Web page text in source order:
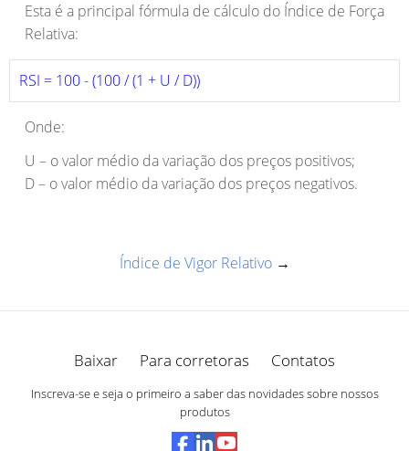
Esta é a principal fórmula de cálculo do Índice de Força
Relativa:
RSI = 100 - (100 / (1 + U / D))
Onde:
U – o valor médio da variação dos preços positivos;
D – o valor médio da variação dos preços negativos.
Índice de Vigor Relativo →
Baixar Para corretoras Contatos
Inscreva-se e seja o primeiro a saber das novidades sobre nossos
produtos